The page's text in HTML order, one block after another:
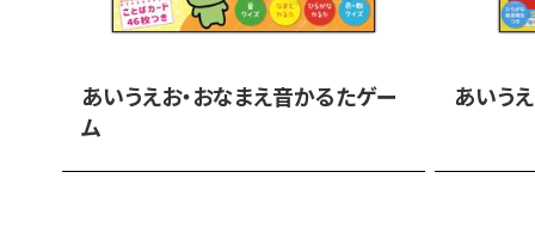
あいうえお・おなまえ音かるたゲー
ム
あいう